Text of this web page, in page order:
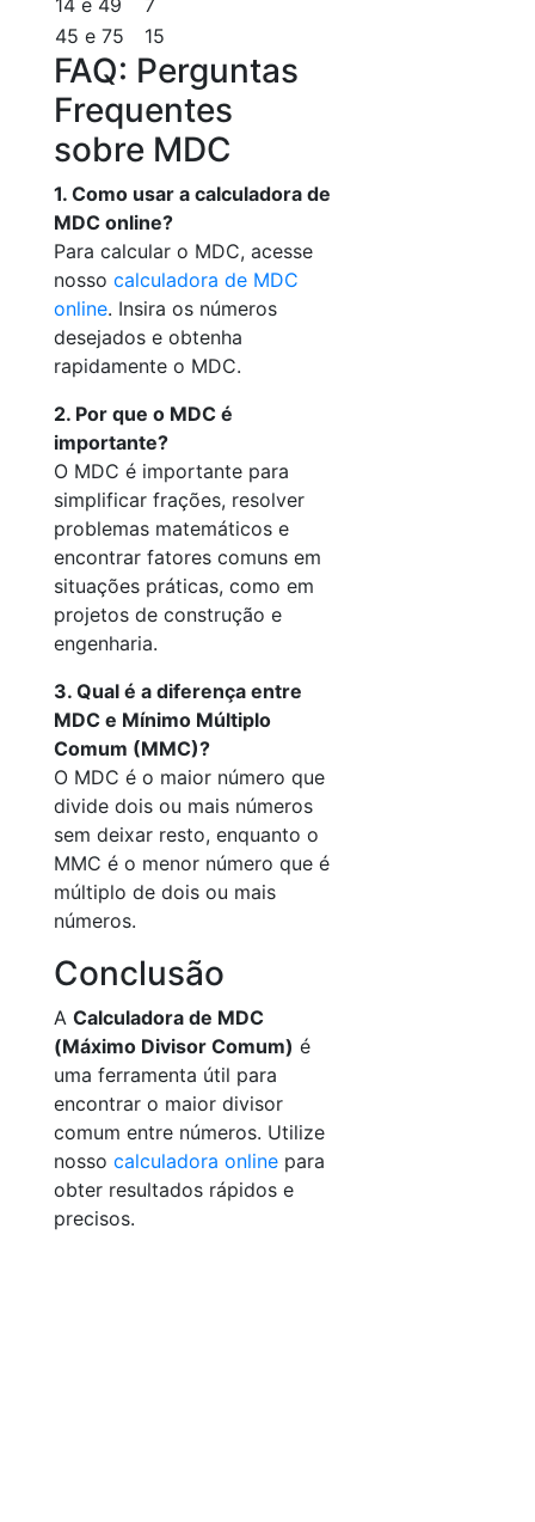
14 e 49
7
45 e 75
15
FAQ: Perguntas
Frequentes
sobre MDC
1. Como usar a calculadora de
MDC online?
Para calcular o MDC, acesse
nosso calculadora de MDC
online. Insira os números
desejados e obtenha
rapidamente o MDC.
2. Por que o MDC é
importante?
O MDC é importante para
simplificar frações, resolver
problemas matemáticos e
encontrar fatores comuns em
situações práticas, como em
projetos de construção e
engenharia.
3. Qual é a diferença entre
MDC e Mínimo Múltiplo
Comum (MMC)?
O MDC é o maior número que
divide dois ou mais números
sem deixar resto, enquanto o
MMC é o menor número que é
múltiplo de dois ou mais
números.
Conclusão
A Calculadora de MDC
(Máximo Divisor Comum) é
uma ferramenta útil para
encontrar o maior divisor
comum entre números. Utilize
nosso calculadora online para
obter resultados rápidos e
precisos.